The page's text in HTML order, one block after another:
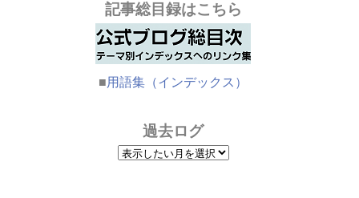
記事総目録はこちら
■用語集（インデックス）
過去ログ